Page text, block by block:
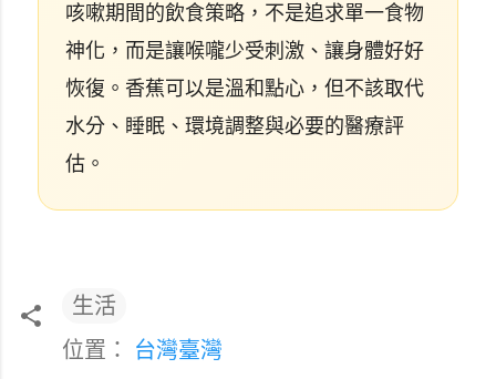
咳嗽期間的飲食策略，不是追求單一食物
神化，而是讓喉嚨少受刺激、讓身體好好
恢復。香蕉可以是溫和點心，但不該取代
水分、睡眠、環境調整與必要的醫療評
估。
生活
位置： 台灣臺灣